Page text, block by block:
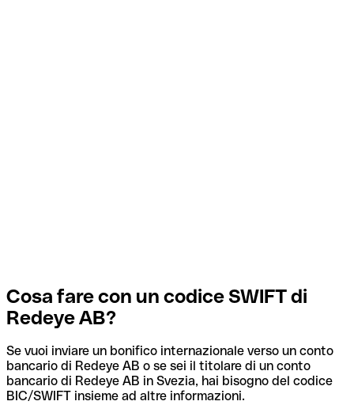
Cosa fare con un codice SWIFT di
Redeye AB?
Se vuoi inviare un bonifico internazionale verso un conto
bancario di Redeye AB o se sei il titolare di un conto
bancario di Redeye AB in Svezia, hai bisogno del codice
BIC/SWIFT insieme ad altre informazioni.